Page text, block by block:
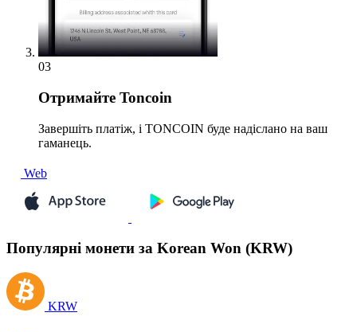
03
Отримайте Toncoin
Завершіть платіж, і TONCOIN буде надіслано на ваш
гаманець.
Web
Популярні монети за Korean Won (KRW)
KRW